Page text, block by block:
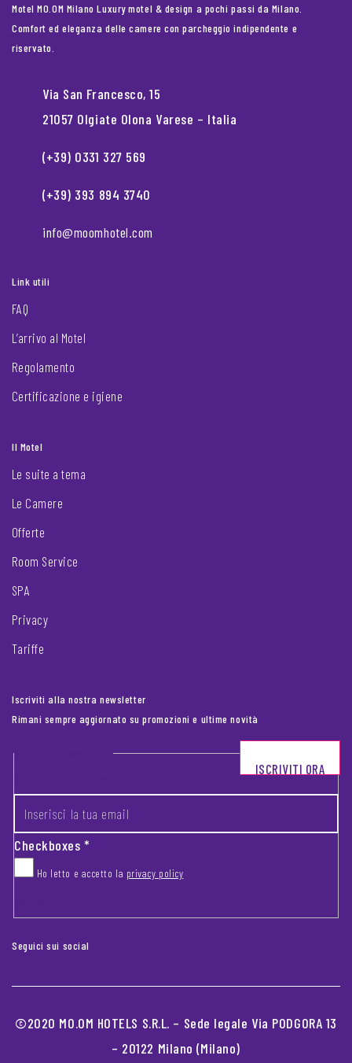
Motel MO.OM Milano Luxury motel & design a pochi passi da Milano.
Comfort ed eleganza delle camere con parcheggio indipendente e
riservato.
Via San Francesco, 15
21057 Olgiate Olona Varese – Italia
(+39) 0331 327 569
(+39) 393 894 3740
info@moomhotel.com
Link utili
FAQ
L’arrivo al Motel
Regolamento
Certificazione e igiene
Il Motel
Le suite a tema
Le Camere
Offerte
Room Service
SPA
Privacy
Tariffe
Iscriviti alla nostra newsletter
Rimani sempre aggiornato su promozioni e ultime novità
Footer newsletter
Checkboxes*
Ho letto e accetto la privacy policy
ISCRIVITI ORA
Seguici sui social
©2020 MO.OM HOTELS S.R.L. – Sede legale Via PODGORA 13
– 20122 Milano (Milano)